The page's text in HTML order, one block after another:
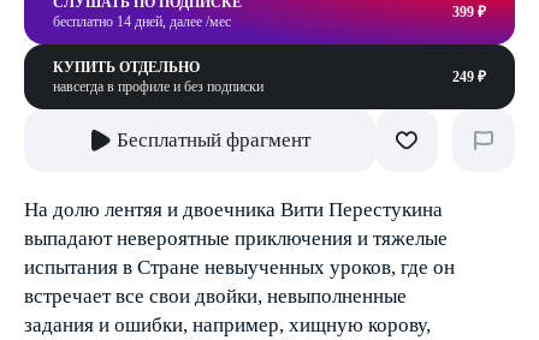
бесплатно 14 дней, далее /мес
399 ₽
КУПИТЬ ОТДЕЛЬНО
навсегда в профиле и без подписки
249 ₽
Бесплатный фрагмент
На долю лентяя и двоечника Вити Перестукина
выпадают невероятные приключения и тяжелые
испытания в Стране невыученных уроков, где он
встречает все свои двойки, невыполненные
задания и ошибки, например, хищную корову,